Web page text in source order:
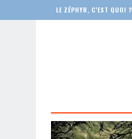
LE ZÉPHYR, C’EST QUOI ?